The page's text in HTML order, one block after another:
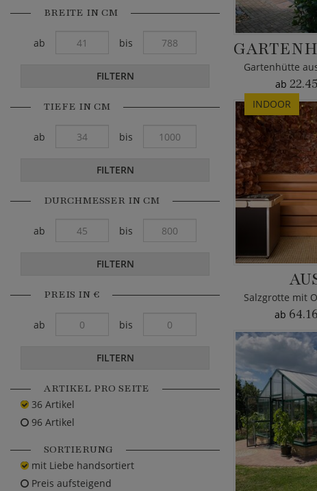
ab
INDOOR
ab
BREITE IN CM
ab bis
FILTERN
TIEFE IN CM
ab bis
FILTERN
DURCHMESSER IN CM
ab bis
FILTERN
PREIS IN €
ab bis
FILTERN
ARTIKEL PRO SEITE
36 Artikel
96 Artikel
SORTIERUNG
mit Liebe handsortiert
Preis aufsteigend